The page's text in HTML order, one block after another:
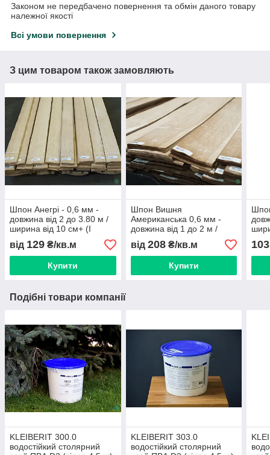
Законом не передбачено повернення та обмін даного товару
належної якості
Всі умови повернення
З цим товаром також замовляють
Шпон Анегрі - 0,6 мм -
довжина від 2 до 3.80 м /
ширина від 10 см+ (I
ґатунок)
від 129 ₴/кв.м
Купити
Шпон Вишня
Американська 0,6 мм -
довжина від 1 до 2 м /
ширина від 10 см+ (I
ґатунок)
від 208₴/кв.м
Купити
103
Подібні товари компанії
KLEIBERIT 300.0
водостійкий столярний
KLEIBERIT 303.0
водостійкий столярний